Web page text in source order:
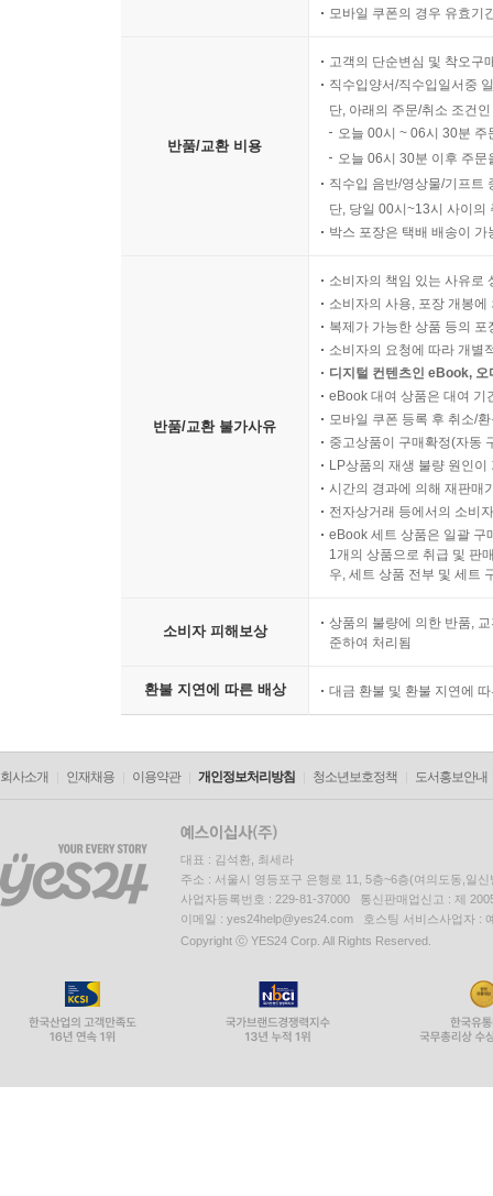
모바일 쿠폰의 경우 유효기
반품/교환 비용
고객의 단순변심 및 착오구
직수입양서/직수입일서중
단, 아래의 주문/취소 조건
오늘 00시 ~ 06시 30분
오늘 06시 30분 이후 주
직수입 음반/영상물/기프트
단, 당일 00시~13시 사이의
박스 포장은 택배 배송이
반품/교환 불가사유
소비자의 책임 있는 사유로
소비자의 사용, 포장 개봉
복제가 가능한 상품 등의
소비자의 요청에 따라 개별
디지털 컨텐츠인 eBook,
eBook 대여 상품은 대여 기
모바일 쿠폰 등록 후 취소/
중고상품이 구매확정(자동
LP상품의 재생 불량 원인
시간의 경과에 의해 재판매
전자상거래 등에서의 소비
eBook 세트 상품은 일괄 구
1개의 상품으로 취급 및 판
우, 세트 상품 전부 및 세트
소비자 피해보상
상품의 불량에 의한 반품,
준하여 처리됨
환불 지연에 따른 배상 대금 환불 및 환불 지연에
회사소개 인재채용 이용약관 개인정보처리방침 청소년보호정책 도서홍보안내
대표 : 김석환, 최세라
주소 : 서울시 영등포구 은행로 11, 5층~6층(여의도동,일신
사업자등록번호 : 229-81-37000 통신판매업신고 : 제
이메일 : yes24help@yes24.com 호스팅 서비스사업자 :
Copyright ⓒ YES24 Corp. All Rights Reserved.